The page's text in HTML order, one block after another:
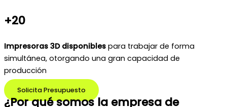
+20
Impresoras 3D disponibles para trabajar de forma
simultánea, otorgando una gran capacidad de
producción
Solicita Presupuesto
¿Por qué somos la empresa de